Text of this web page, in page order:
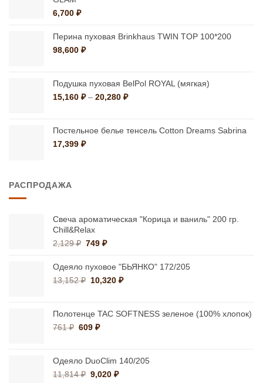
6,700 ₽
Перина пуховая Brinkhaus TWIN TOP 100*200
98,600 ₽
Подушка пуховая BelPol ROYAL (мягкая)
15,160 ₽ – 20,280 ₽Диапазон
–
Постельное белье тенсель Cotton Dreams Sabrina
17,399 ₽
РАСПРОДАЖА
Свеча ароматическая "Корица и ваниль" 200 гр.
Chill&Relax
2,129₽ Первоначальная
составляла
2,129 ₽.
749₽Текущая
749 ₽.
Одеяло пуховое "БЬЯНКО" 172/205
13,152₽ Первоначальная
13,152 ₽.
10,320₽Текущая
Полотенце TAC SOFTNESS зеленое (100% хлопок)
761₽ Первоначальная
761 ₽.
609₽Текущая
Одеяло DuoClim 140/205
11,814₽ Первоначальная
9,020₽Текущая